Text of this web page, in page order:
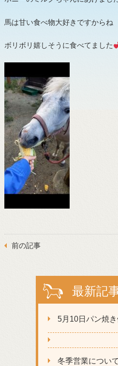
馬は甘い食べ物大好きですからね
ボリボリ嬉しそうに食べてました
前の記事
最新記
5月10日パン焼
冬季営業について